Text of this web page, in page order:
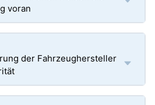
voran
der Fahrzeughersteller